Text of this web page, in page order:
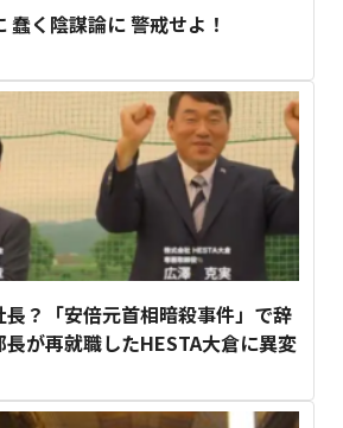
蠢く陰謀論に 警戒せよ！
？「安倍元首相暗殺事件」で辞
が再就職したHESTA大倉に異変